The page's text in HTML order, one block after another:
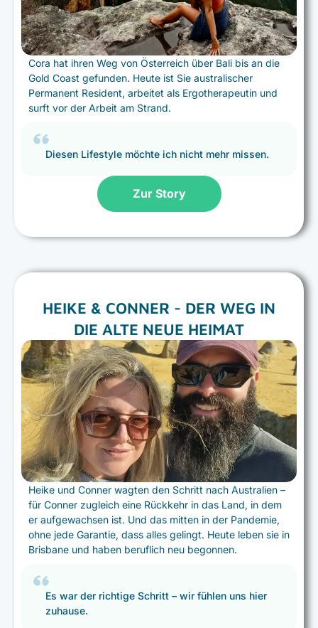
Cora hat ihren Weg von Österreich über Bali bis an die
Gold Coast gefunden. Heute ist Sie australischer
Permanent Resident, arbeitet als Ergotherapeutin und
surft vor der Arbeit am Strand.
Diesen Lifestyle möchte ich nicht mehr missen.
Zur Story
HEIKE & CONNER - DER WEG IN
DIE ALTE NEUE HEIMAT
Heike und Conner wagten den Schritt nach Australien –
für Conner zugleich eine Rückkehr in das Land, in dem
er aufgewachsen ist. Und das mitten in der Pandemie,
ohne jede Garantie, dass alles gelingt. Heute leben sie in
Brisbane und haben beruflich neu begonnen.
Es war der richtige Schritt – wir fühlen uns hier
zuhause.